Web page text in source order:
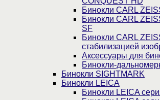
Бинокли CARL
Бинокли CARL
SF
Бинокли CARL
стабилизацией
Аксессуары для
Бинокли-
Бинокли SIGHTMARK
Бинокли LEICA
Бинокли LEICA